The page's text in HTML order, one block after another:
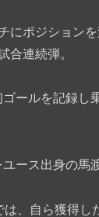
にポジション
合連続弾。
ールを記録し
ース出身の馬
は、自ら獲得し